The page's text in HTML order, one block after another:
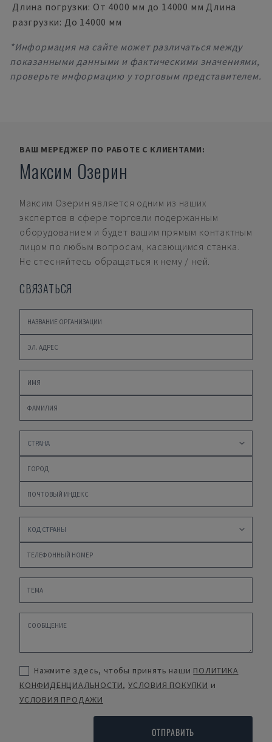
Длина погрузки: От 4000 мм до 14000 мм Длина
разгрузки: До 14000 мм
*Информация на сайте может различаться между
показанными данными и фактическими значениями,
проверьте информацию у торговым представителем.
ВАШ МЕРЕДЖЕР ПО РАБОТЕ С КЛИЕНТАМИ:
Максим Озерин
Максим Озерин является одним из наших
экспертов в сфере торговли подержанным
оборудованием и будет вашим прямым контактным
лицом по любым вопросам, касающимся станка.
Не стесняйтесь обращаться к нему / ней.
СВЯЗАТЬСЯ
Нажмите здесь, чтобы принять наши ПОЛИТИКА
КОНФИДЕНЦИАЛЬНОСТИ,УСЛОВИЯ ПОКУПКИ и
УСЛОВИЯ ПРОДАЖИ
ОТПРАВИТЬ